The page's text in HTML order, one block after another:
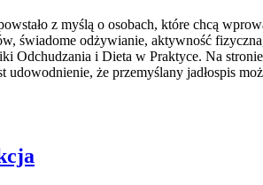
z myślą o osobach, które chcą
świadome odżywianie, aktywność
Odchudzania i Dieta w Praktyce. Na
udowodnienie, że przemyślany jadłospis